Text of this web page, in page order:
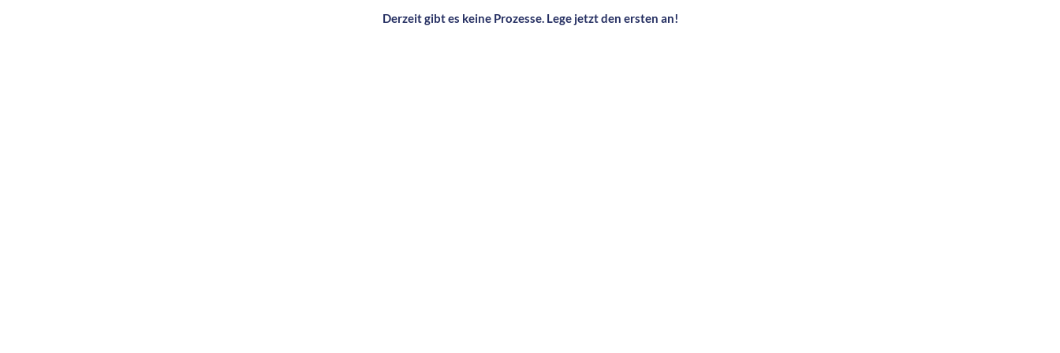
Derzeit gibt es keine Prozesse. Lege jetzt den ersten an!